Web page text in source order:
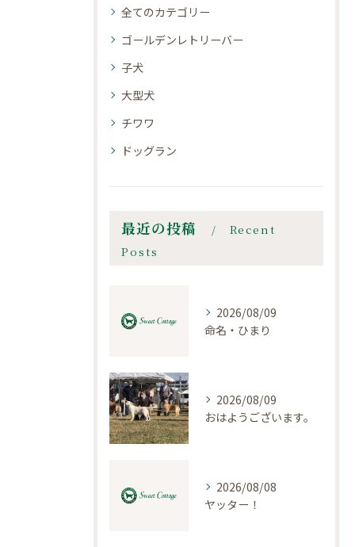
全てのカテゴリー
ゴールデンレトリーバー
子犬
大型犬
チワワ
ドッグラン
最近の投稿
Recent
Posts
2026/08/09
命名・ひまり
2026/08/09
おはようございます。
2026/08/08
ヤッター！